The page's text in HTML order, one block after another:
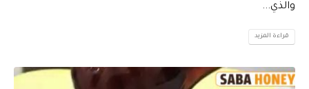
والذي...
قراءة المزيد